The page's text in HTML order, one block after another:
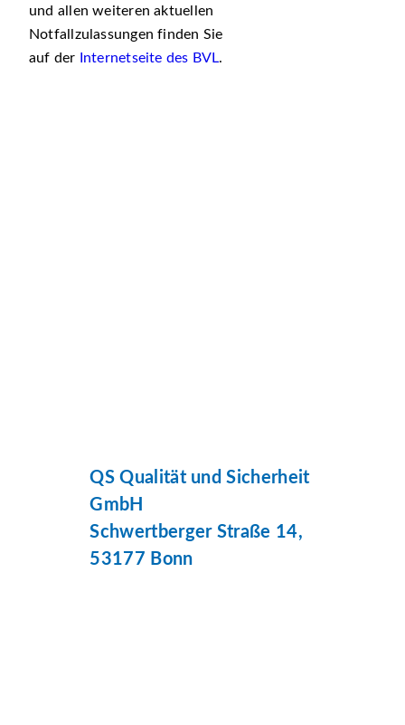
und allen weiteren aktuellen
Notfallzulassungen finden Sie
auf der
Internetseite des BVL.
QS Qualität und Sicherheit
GmbH
Schwertberger Straße 14,
53177 Bonn